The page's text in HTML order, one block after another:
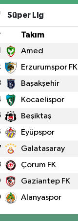
Süper Lig
Takım
Amed
Erzurumspor FK
Başakşehir
Kocaelispor
Beşiktaş
Eyüpspor
Galatasaray
Çorum FK
Gaziantep FK
Alanyaspor